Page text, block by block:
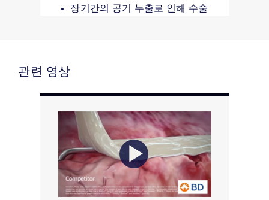
장기간의 공기 누출로 인해 수술
적으로 막아 입원 기간을 평균
2.1일 단축하고 잠재적으로 관련
합병증과 치료 비용을 최소화하
는 것으로 나타났습니다.8
관련 영상
Play